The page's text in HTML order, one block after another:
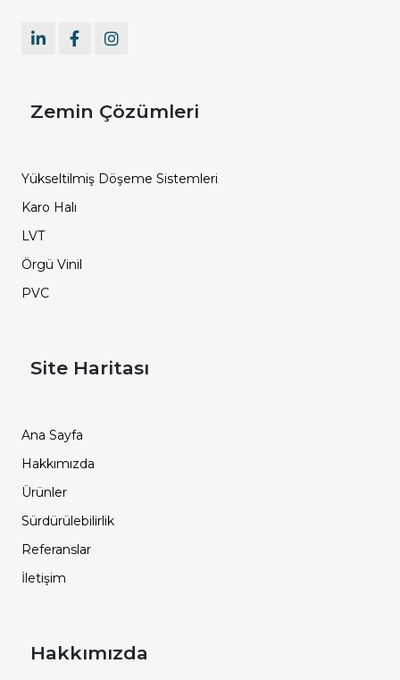
Zemin Çözümleri
Yükseltilmiş Döşeme Sistemleri
Karo Halı
LVT
Örgü Vinil
PVC
Site Haritası
Ana Sayfa
Hakkımızda
Ürünler
Sürdürülebilirlik
Referanslar
İletişim
Hakkımızda